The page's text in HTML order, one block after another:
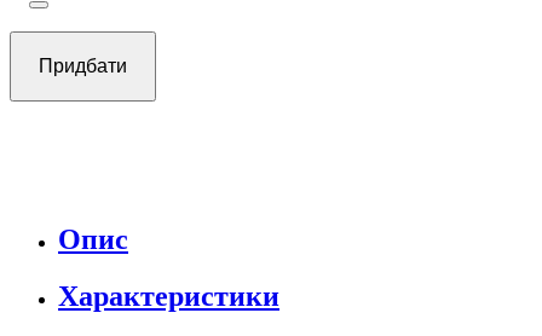
Придбати
Опис
Характеристики